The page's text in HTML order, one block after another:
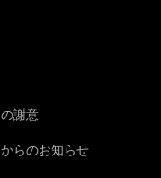
謝意
らのお知らせ